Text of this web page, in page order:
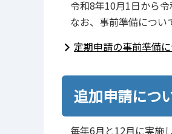
令和8年10月1日から
なお、事前準備につい
定期申請の事前準備
追加申請につ
毎年6月と12月に実施